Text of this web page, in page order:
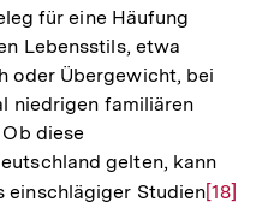
für eine Häufung
Lebensstils, etwa
oder Übergewicht, bei
niedrigen familiären
diese
gelten, kann
einschlägiger StudienZur
[18]